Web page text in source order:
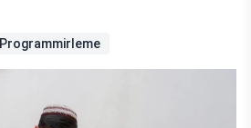
Programmirleme